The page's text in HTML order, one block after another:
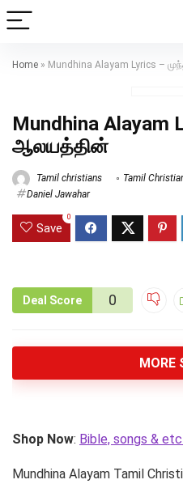
Home » Mundhina Alayam Lyrics –
Mundhina Alayam
ஆலயத்தின்
Tamil christians
Tamil
Daniel Jawahar
Save
0
Deal Score 0
MORE
Shop Now: Bible, songs & etc
Mundhina Alayam Tamil